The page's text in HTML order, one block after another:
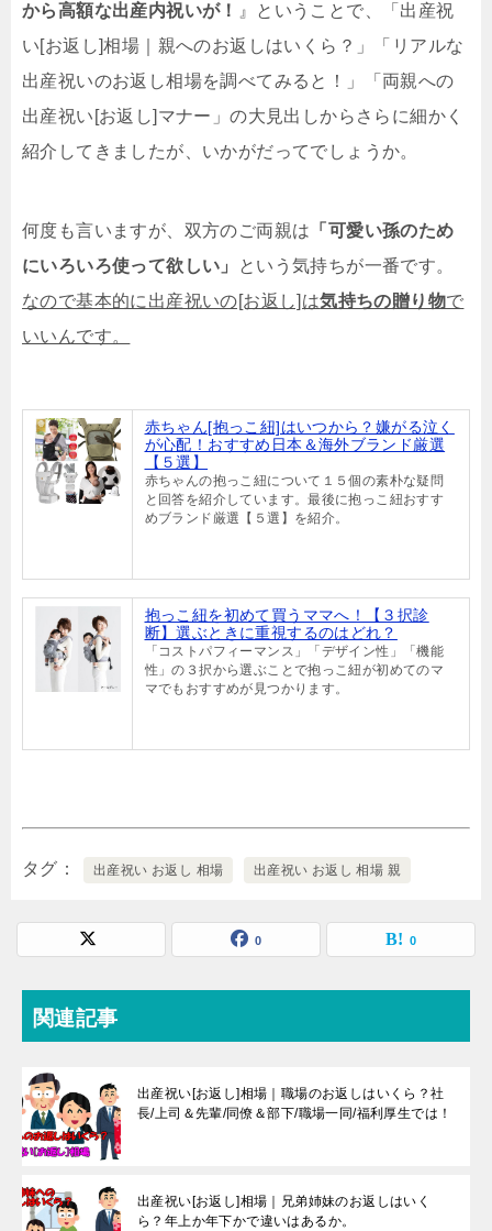
から高額な出産内祝いが！
』ということで、「出産祝
い[お返し]相場｜親へのお返しはいくら？」「リアルな
出産祝いのお返し相場を調べてみると！」「両親への
出産祝い[お返し]マナー」の大見出しからさらに細かく
紹介してきましたが、いかがだってでしょうか。
何度も言いますが、双方のご両親は 「可愛い孫のため
にいろいろ使って欲しい」
という気持ちが一番です。
なので基本的に出産祝いの[お返し]は気持ちの贈り物で
いいんです。
赤ちゃん[抱っこ紐]はいつから？嫌がる泣く
が心配！おすすめ日本＆海外ブランド厳選
【５選】
赤ちゃんの抱っこ紐について１５個の素朴な疑問
と回答を紹介しています。最後に抱っこ紐おすす
めブランド厳選【５選】を紹介。
抱っこ紐を初めて買うママへ！【３択診
断】選ぶときに重視するのはどれ？
「コストパフィーマンス」「デザイン性」「機能
性」の３択から選ぶことで抱っこ紐が初めてのマ
マでもおすすめが見つかります。
タグ 出産祝い お返し 相場 出産祝い お返し 相場 親
0 0
関連記事
出産祝い[お返し]相場｜職場のお返しはいくら？社
長/上司＆先輩/同僚＆部下/職場一同/福利厚生では！
出産祝い[お返し]相場｜兄弟姉妹のお返しはいく
ら？年上か年下かで違いはあるか。